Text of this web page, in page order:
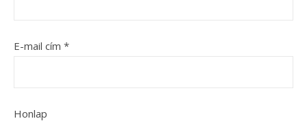
E-mail cím *
Honlap